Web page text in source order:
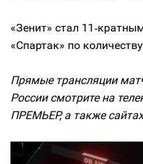
«Зенит» стал
«Спартак» по
Прямые трансляции
России смотрите на
ПРЕМЬЕР, а также